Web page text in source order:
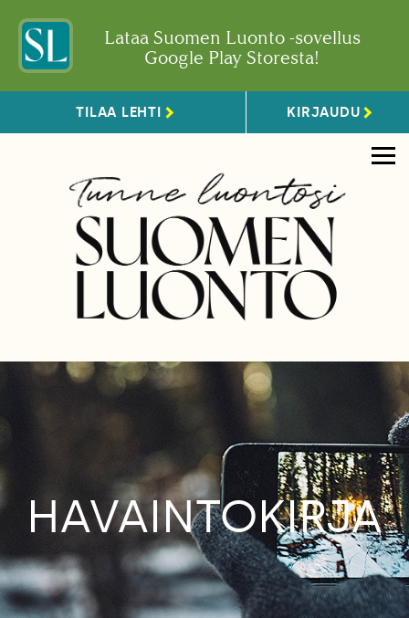
Lataa Suomen Luonto -sovellus
Google Play Storesta!
TILAA LEHTI KIRJAUDU
HAVAINTOKIRJA